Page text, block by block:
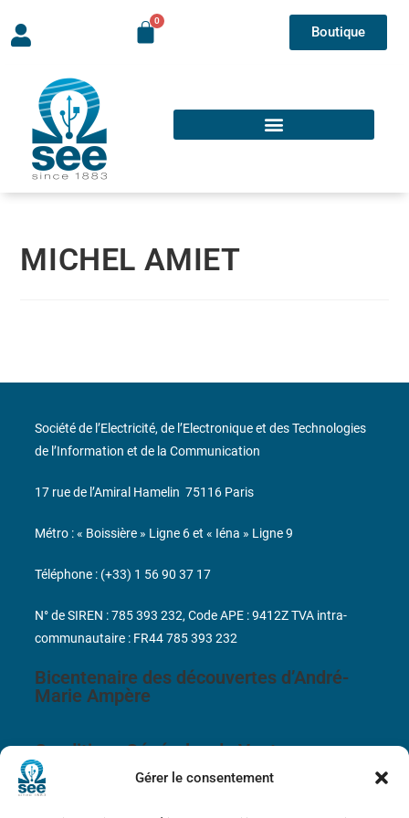
Gérer le consentement
Boutique
MICHEL AMIET
Bicentenaire des découvertes d’André-
Marie Ampère
Conditions Générales de Vente
Société de l’Electricité, de l’Electronique et des Technologies
de l’Information et de la Communication
17 rue de l’Amiral Hamelin 75116 Paris
Métro : « Boissière » Ligne 6 et « Iéna » Ligne 9
Téléphone : (+33) 1 56 90 37 17
N° de SIREN : 785 393 232, Code APE : 9412Z TVA intra-
communautaire : FR44 785 393 232